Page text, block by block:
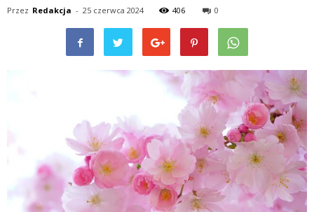
Przez Redakcja - 25 czerwca 2024 406 0